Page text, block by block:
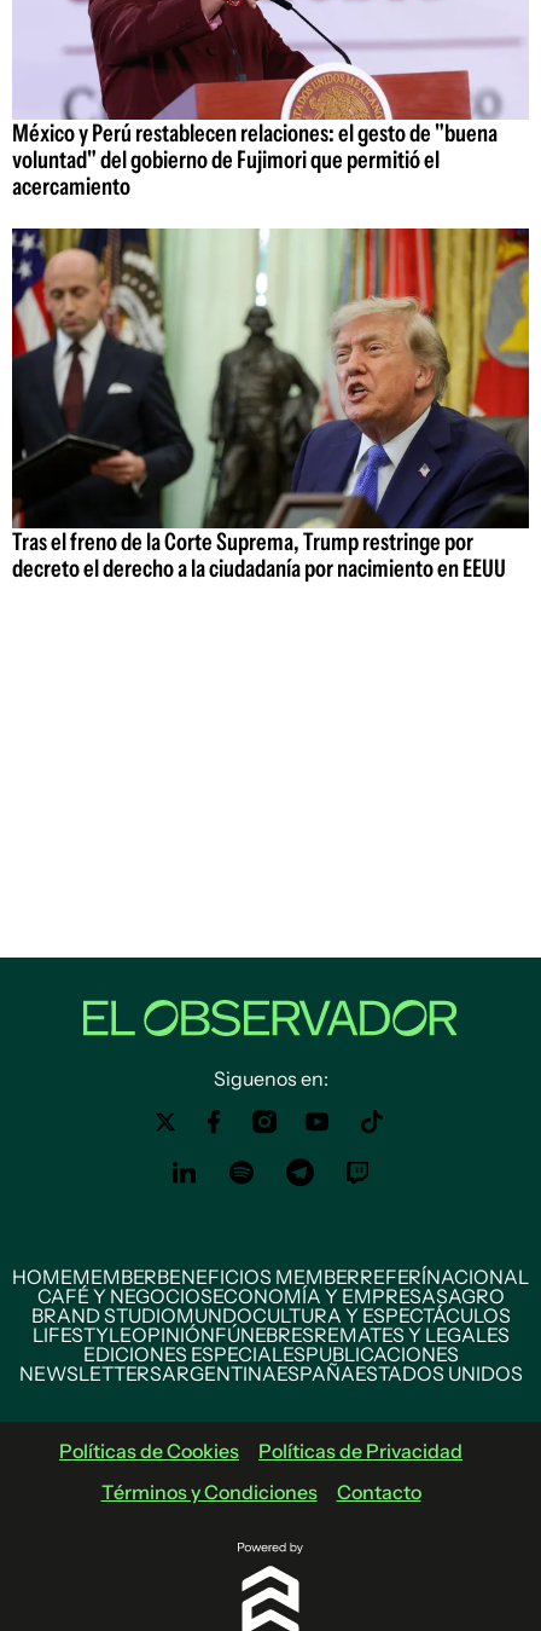
México y Perú restablecen relaciones: el gesto de "buena
voluntad" del gobierno de Fujimori que permitió el
acercamiento
Tras el freno de la Corte Suprema, Trump restringe por
decreto el derecho a la ciudadanía por nacimiento en EEUU
Siguenos en:
HOMEMEMBERBENEFICIOS MEMBERREFERÍNACIONAL
CAFÉ Y NEGOCIOSECONOMÍA Y EMPRESASAGRO
BRAND STUDIOMUNDOCULTURA Y ESPECTÁCULOS
LIFESTYLEOPINIÓNFÚNEBRESREMATES Y LEGALES
EDICIONES ESPECIALESPUBLICACIONES
NEWSLETTERSARGENTINAESPAÑAESTADOS UNIDOS
Políticas de Cookies
Políticas de Privacidad
Términos y Condiciones
Contacto